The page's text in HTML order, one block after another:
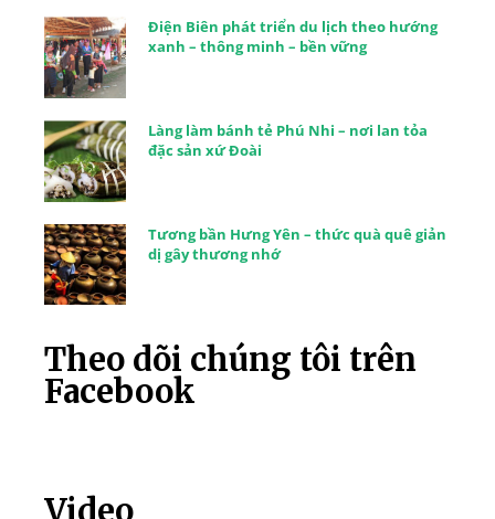
Điện Biên phát triển du lịch theo hướng
xanh – thông minh – bền vững
Làng làm bánh tẻ Phú Nhi – nơi lan tỏa
đặc sản xứ Đoài
Tương bần Hưng Yên – thức quà quê giản
dị gây thương nhớ
Theo dõi chúng tôi trên
Facebook